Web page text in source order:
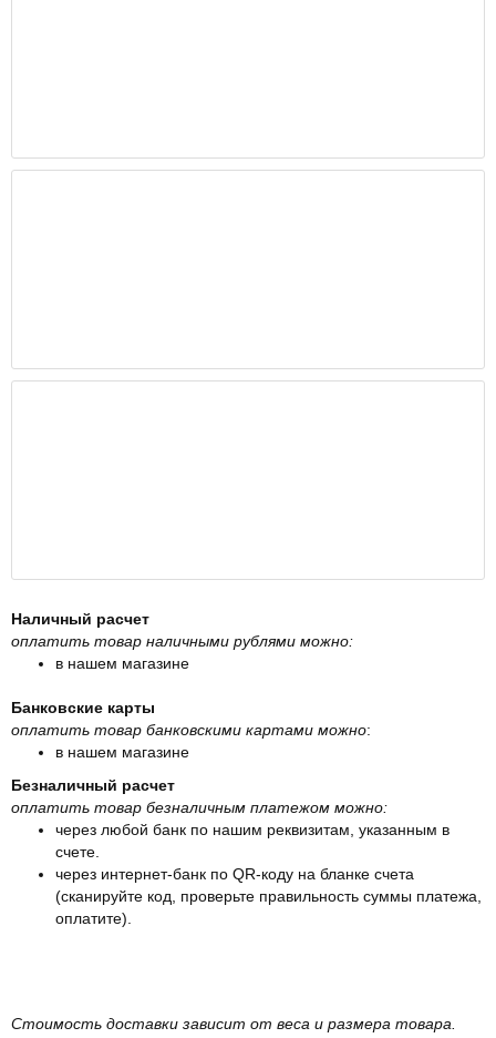
Наличный расчет
оплатить товар наличными рублями можно:
в нашем магазине
Банковские карты
оплатить товар банковскими картами можно:
в нашем магазине
Безналичный расчет
оплатить товар безналичным платежом можно:
через любой банк по нашим реквизитам, указанным в
счете.
через интернет-банк по QR-коду на бланке счета
(сканируйте код, проверьте правильность суммы платежа,
оплатите).
Стоимость доставки зависит от веса и размера товара.